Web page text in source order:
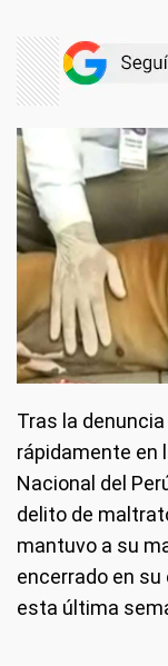
Tras la
rápidamente en
Nacional del
delito de
mantuvo a su
encerrado en
esta última